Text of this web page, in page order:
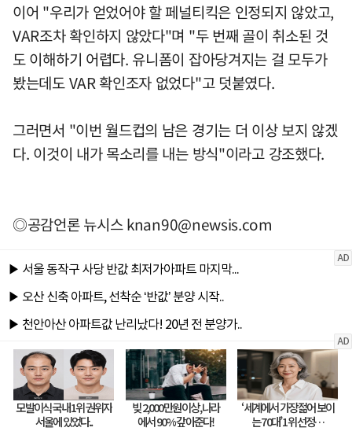
이어 "우리가 얻었어야 할 페널티킥은 인정되지 않았고,
VAR조차 확인하지 않았다"며 "두 번째 골이 취소된 것
도 이해하기 어렵다. 유니폼이 잡아당겨지는 걸 모두가
봤는데도 VAR 확인조자 없었다"고 덧붙였다.
그러면서 "이번 월드컵의 남은 경기는 더 이상 보지 않겠
다. 이것이 내가 목소리를 내는 방식"이라고 강조했다.
◎공감언론 뉴시스knan90@newsis.com